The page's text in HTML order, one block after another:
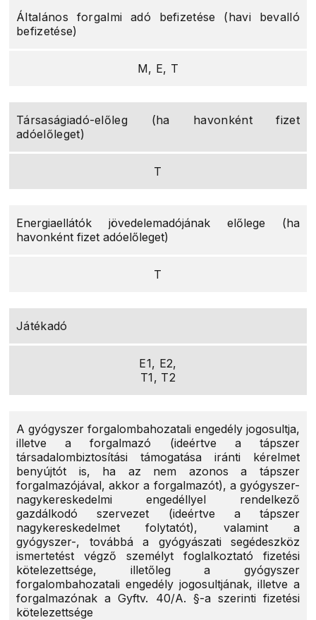
Általános forgalmi adó befizetése (havi bevalló
befizetése)
M, E, T
Társaságiadó-előleg (ha havonként fizet
adóelőleget)
T
Energiaellátók jövedelemadójának előlege (ha
havonként fizet adóelőleget)
T
Játékadó
E1, E2,
T1, T2
A gyógyszer forgalombahozatali engedély jogosultja,
illetve a forgalmazó (ideértve a tápszer
társadalombiztosítási támogatása iránti kérelmet
benyújtót is, ha az nem azonos a tápszer
forgalmazójával, akkor a forgalmazót), a gyógyszer-
nagykereskedelmi engedéllyel rendelkező
gazdálkodó szervezet (ideértve a tápszer
nagykereskedelmet folytatót), valamint a
gyógyszer-, továbbá a gyógyászati segédeszköz
ismertetést végző személyt foglalkoztató fizetési
kötelezettsége, illetőleg a gyógyszer
forgalombahozatali engedély jogosultjának, illetve a
forgalmazónak a Gyftv. 40/A. §-a szerinti fizetési
kötelezettsége